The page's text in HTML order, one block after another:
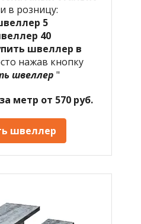
в розницу:
5
40
швеллер в
нажав кнопку
швеллер "
метр от 570 руб.
швеллер